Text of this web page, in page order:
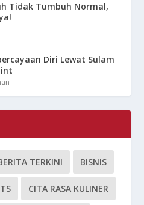
Tidak Tumbuh Normal,
Diri Lewat Sulam
TERKINI BISNIS
CITA RASA KULINER